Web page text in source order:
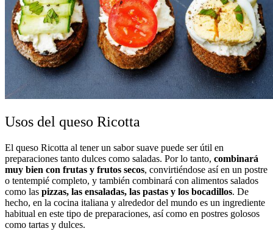
Usos del queso Ricotta
El queso Ricotta al tener un sabor suave puede ser útil en
preparaciones tanto dulces como saladas. Por lo tanto, combinará
muy bien con frutas y frutos secos, convirtiéndose así en un postre
o tentempié completo, y también combinará con alimentos salados
como las pizzas, las ensaladas, las pastas y los bocadillos. De
hecho, en la cocina italiana y alrededor del mundo es un ingrediente
habitual en este tipo de preparaciones, así como en postres golosos
como tartas y dulces.